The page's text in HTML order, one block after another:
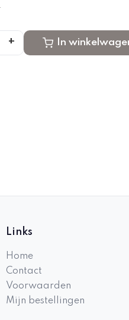
+ In
Links
Home
Contact
Voorwaarden
Mijn bestellingen